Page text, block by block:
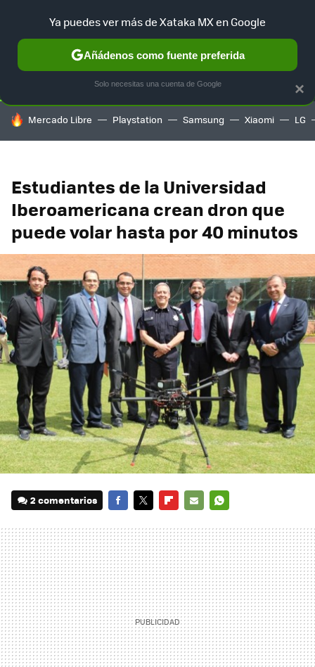
SELECCIÓN GAMING HOME AUTO TERRITORIO
HOY SE HABLA DE
Mercado Libre Playstation Samsung Xiaomi LG
Estudiantes de la Universidad
Iberoamericana crean dron que
puede volar hasta por 40 minutos
2 comentarios
MAIL
×
Ya puedes ver más de Xataka MX en Google
Añádenos como fuente preferida
Solo necesitas una cuenta de Google